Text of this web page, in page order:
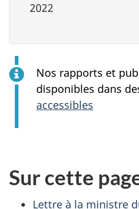
2022
Nos rapports et
disponibles dans
accessibles
Sur cette
Lettre à la ministre